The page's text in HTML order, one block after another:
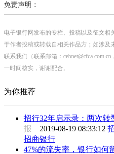
免责声明：
电子银行网发布的专栏、投稿以及征文相
于作者投稿或转载自相关作品方；如涉及
联系我们（联系邮箱：
一时间核实，谢谢配合。
为你推荐
招行32年启示录：两次转
报 2019-08-19 08:33:12
招商银行
47%的流失率，银行如何